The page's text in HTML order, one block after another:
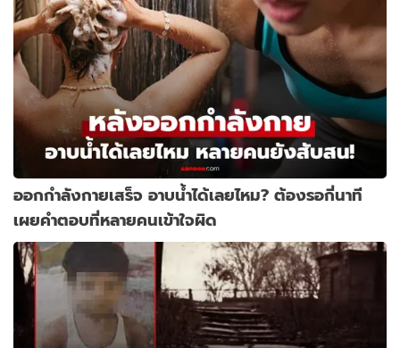
ออกกำลังกายเสร็จ อาบน้ำได้เลยไหม? ต้องรอกี่นาที
เผยคำตอบที่หลายคนเข้าใจผิด